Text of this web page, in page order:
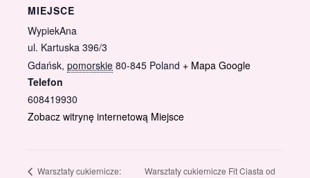
MIEJSCE
WypiekAna
ul. Kartuska 396/3
Gdańsk, pomorskie 80-845 Poland + Mapa Google
Telefon
608419930
Zobacz witrynę internetową Miejsce
Warsztaty cukiernicze:
Warsztaty cukiernicze Fit Ciasta od